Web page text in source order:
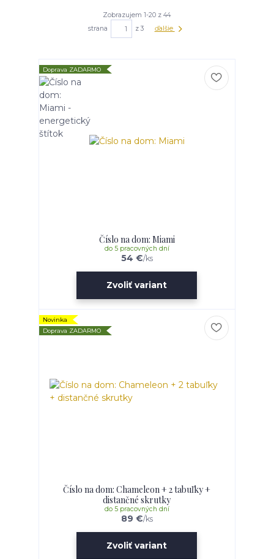
Zobrazujem 1-20 z 44
strana
z 3 ďalšie
Doprava ZADARMO
Číslo na dom: Miami
54 €/ks
do 5 pracovných dní
Zvoliť variant
Novinka
Doprava ZADARMO
Číslo na dom: Chameleon + 2 tabuľky +
distančné skrutky
89 €/ks
do 5 pracovných dní
Zvoliť variant